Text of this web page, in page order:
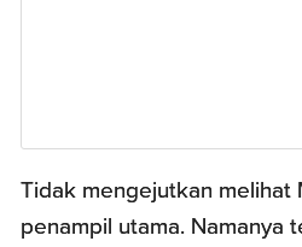
Tidak mengejutkan melihat
penampil utama. Namanya